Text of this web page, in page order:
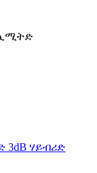
ሊሚትድ
3dB ሃይብሪድ